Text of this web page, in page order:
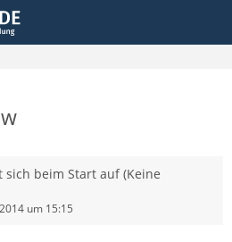
beim Start auf (Keine
um 15:15